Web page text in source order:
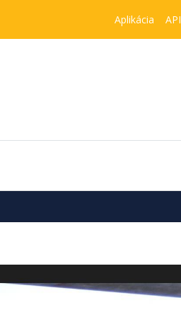
Aplikácia API